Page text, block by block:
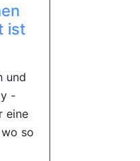
ist
und
-
eine
so